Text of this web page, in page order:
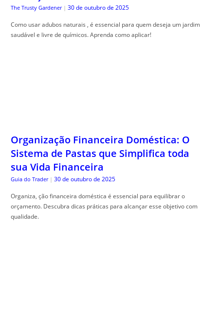
The Trusty Gardener | 30 de outubro de 2025
Como usar adubos naturais , é essencial para quem deseja um jardim
saudável e livre de químicos. Aprenda como aplicar!
Organização Financeira Doméstica: O
Sistema de Pastas que Simplifica toda
sua Vida Financeira
Guia do Trader | 30 de outubro de 2025
Organiza, ção financeira doméstica é essencial para equilibrar o
orçamento. Descubra dicas práticas para alcançar esse objetivo com
qualidade.